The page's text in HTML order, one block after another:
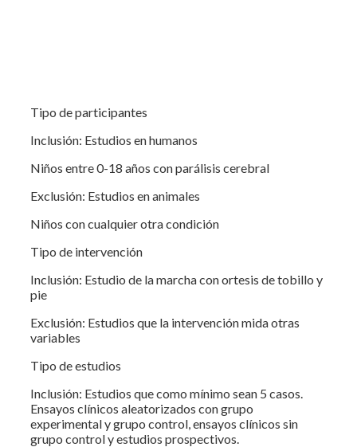
Tipo de participantes
Inclusión: Estudios en humanos
Niños entre 0-18 años con parálisis cerebral
Exclusión: Estudios en animales
Niños con cualquier otra condición
Tipo de intervención
Inclusión: Estudio de la marcha con ortesis de tobillo y
pie
Exclusión: Estudios que la intervención mida otras
variables
Tipo de estudios
Inclusión: Estudios que como mínimo sean 5 casos.
Ensayos clínicos aleatorizados con grupo
experimental y grupo control, ensayos clínicos sin
grupo control y estudios prospectivos.